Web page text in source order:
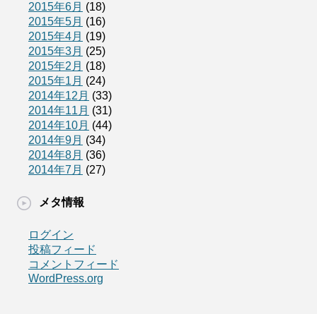
2015年6月 (18)
2015年5月 (16)
2015年4月 (19)
2015年3月 (25)
2015年2月 (18)
2015年1月 (24)
2014年12月 (33)
2014年11月 (31)
2014年10月 (44)
2014年9月 (34)
2014年8月 (36)
2014年7月 (27)
メタ情報
ログイン
投稿フィード
コメントフィード
WordPress.org